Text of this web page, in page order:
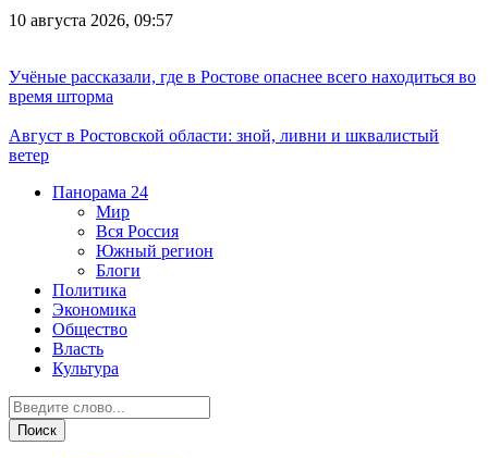
10 августа 2026, 09:57
Учёные рассказали, где в Ростове опаснее всего находиться во
время шторма
Август в Ростовской области: зной, ливни и шквалистый
ветер
Панорама 24
Мир
Вся Россия
Южный регион
Блоги
Политика
Экономика
Общество
Власть
Культура